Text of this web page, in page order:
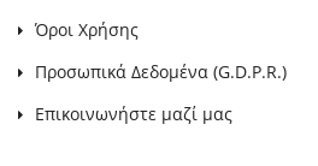
Όροι Χρήσης
Προσωπικά Δεδομένα (G.D.P.R.)
Επικοινωνήστε μαζί μας